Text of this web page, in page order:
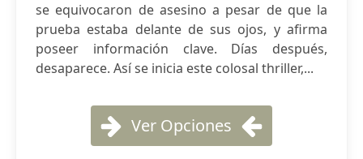
se equivocaron de asesino a pesar de que la
prueba estaba delante de sus ojos, y afirma
poseer información clave. Días después,
desaparece. Así se inicia este colosal thriller,...
Ver Opciones